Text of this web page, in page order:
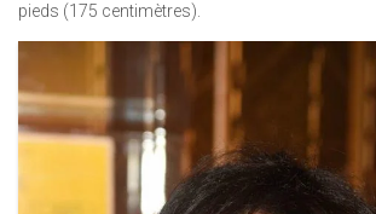
pieds (175 centimètres).